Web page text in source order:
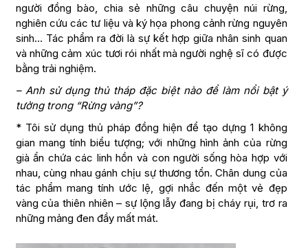
người đồng bào, chia sẻ những câu chuyện núi rừng,
nghiên cứu các tư liệu và ký họa phong cảnh rừng nguyên
sinh… Tác phẩm ra đời là sự kết hợp giữa nhân sinh quan
và những cảm xúc tươi rói nhất mà người nghệ sĩ có được
bằng trải nghiệm.
– Anh sử dụng thủ tháp đặc biệt nào để làm nổi bật ý
tưởng trong “Rừng vàng”?
* Tôi sử dụng thủ pháp đồng hiện để tạo dựng 1 không
gian mang tính biểu tượng; với những hình ảnh của rừng
già ẩn chứa các linh hồn và con người sống hòa hợp với
nhau, cùng nhau gánh chịu sự thương tổn. Chân dung của
tác phẩm mang tính ước lệ, gợi nhắc đến một vẻ đẹp
vàng của thiên nhiên – sự lộng lẫy đang bị cháy rụi, trơ ra
những mảng đen đầy mất mát.